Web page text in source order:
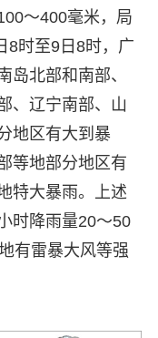
～400毫米，局
8时至9日8时，广
岛北部和南部、
、辽宁南部、山
地区有大到暴
等地部分地区有
特大暴雨。上述
时降雨量20～50
有雷暴大风等强